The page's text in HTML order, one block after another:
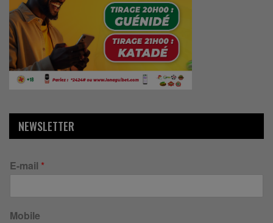
NEWSLETTER
E-mail *
Mobile